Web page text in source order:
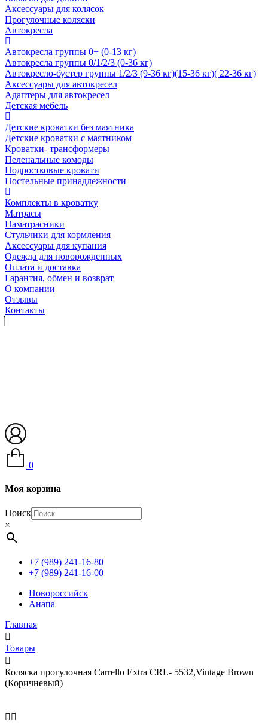
Аксессуары для колясок
Прогулочные коляски
Автокресла
Автокресла группы 0+ (0-13 кг)
Автокресла группы 0/1/2/3 (0-36 кг)
Автокресло-бустер группы 1/2/3 (9-36 кг)(15-36 кг)( 22-36 кг)
Аксессуары для автокресел
Адаптеры для автокресел
Детская мебель
Детские кроватки без маятника
Детские кроватки с маятником
Кроватки- трансформеры
Пеленальные комоды
Подростковые кровати
Постельные принадлежности
Комплекты в кроватку
Матрасы
Наматрасники
Стульчики для кормления
Аксессуары для купания
Одежда для новорожденных
Оплата и доставка
Гарантия, обмен и возврат
О компании
Отзывы
Контакты
0
Моя корзина
Поиск
×
+7 (989) 241-16-80
+7 (989) 241-16-00
Новороссийск
Анапа
Главная
Товары
Коляска прогулочная Carrello Extra CRL- 5532,Vintage Brown
(Коричневый)